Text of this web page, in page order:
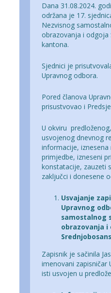
Dana 31.08.2024.
održana je 17.
Nezvisnog
obrazovanja i odgoja
kantona.
Sjednici je
Upravnog odbora.
Pored članova
prisustvovao i
U okviru
usvojenog dnevnog
informacije,
primjedbe, izneseni
konstatacije, zauzeti
zaključci i donesene
Usvajanje
Upravnog
samostalnog
obrazovanja i
Zapisnik je sačinila
imenovani zapisničar
isti usvojen u